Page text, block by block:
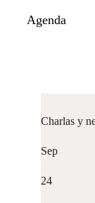
Agenda
Charlas y
Sep
24